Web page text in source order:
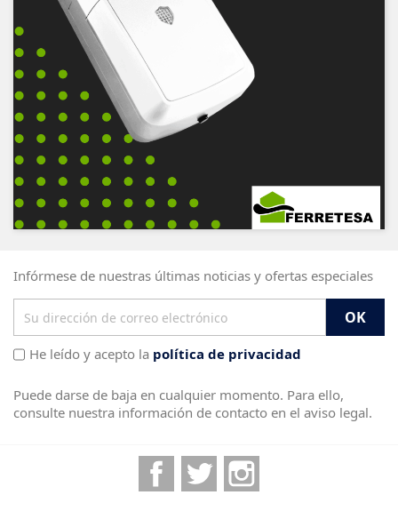
Infórmese de nuestras últimas noticias y ofertas especiales
He leído y acepto la política de privacidad
Puede darse de baja en cualquier momento. Para ello,
consulte nuestra información de contacto en el aviso legal.
FacebookTwitter